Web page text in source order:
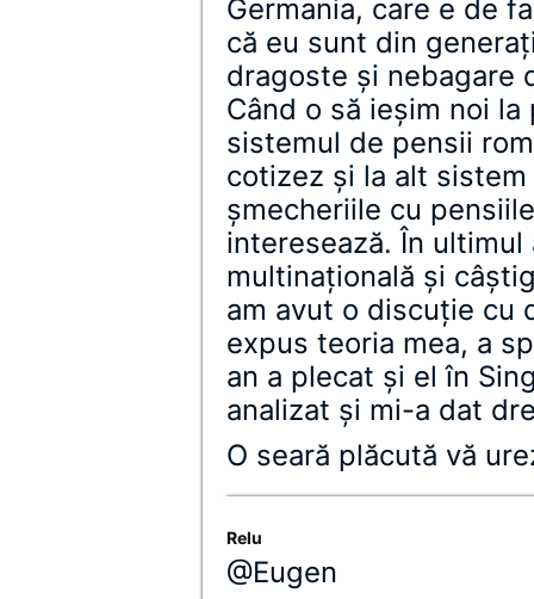
Germania, care e de
că eu sunt din
dragoste și nebagare
Când o să ieșim noi
sistemul de pensii
cotizez și la alt
șmecheriile cu
interesează. În
multinațională și
am avut o discuție cu
expus teoria mea, a
an a plecat și el în
analizat și mi-a dat
O seară plăcută vă
Relu
@Eugen